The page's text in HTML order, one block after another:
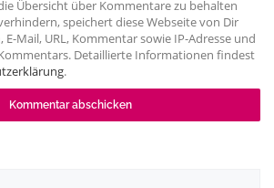
Übersicht über Kommentare zu behalten
speichert diese Webseite von Dir
E-Mail, URL, Kommentar sowie IP-Adresse und
Detaillierte Informationen findest
.